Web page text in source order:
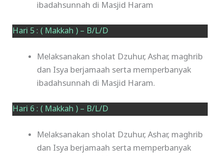
ibadahsunnah di Masjid Haram
Hari 5 : ( Makkah ) – B/L/D
Melaksanakan sholat Dzuhur, Ashar, maghrib
dan Isya berjamaah serta memperbanyak
ibadahsunnah di Masjid Haram.
Hari 6 : ( Makkah ) – B/L/D
Melaksanakan sholat Dzuhur, Ashar, maghrib
dan Isya berjamaah serta memperbanyak